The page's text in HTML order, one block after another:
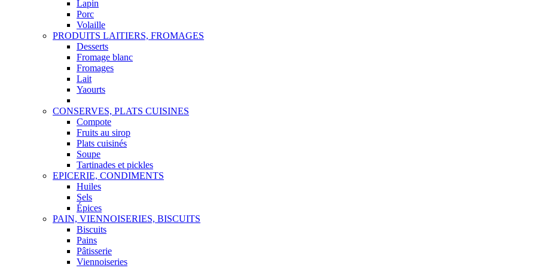
Lapin
Porc
Volaille
PRODUITS LAITIERS, FROMAGES
Desserts
Fromage blanc
Fromages
Lait
Yaourts
CONSERVES, PLATS CUISINES
Compote
Fruits au sirop
Plats cuisinés
Soupe
Tartinades et pickles
EPICERIE, CONDIMENTS
Huiles
Sels
Épices
PAIN, VIENNOISERIES, BISCUITS
Biscuits
Pains
Pâtisserie
Viennoiseries